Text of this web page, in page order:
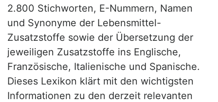
2.800 Stichworten, E-Nummern, Namen
und Synonyme der Lebensmittel-
Zusatzstoffe sowie der Übersetzung der
jeweiligen Zusatzstoffe ins Englische,
Französische, Italienische und Spanische.
Dieses Lexikon klärt mit den wichtigsten
Informationen zu den derzeit relevanten